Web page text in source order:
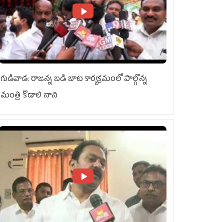
గుడివాడ: రాజన్న బడి బాట కార్యక్రమంలో పాల్గొన్న
మంత్రి కొడాలి నాని